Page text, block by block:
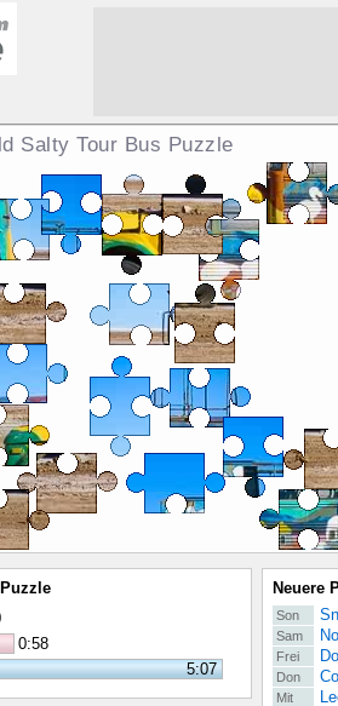
Salty Tour Bus Puzzle
0:58
5:07
Neuere
Son
Sam
Frei
Don
Mit